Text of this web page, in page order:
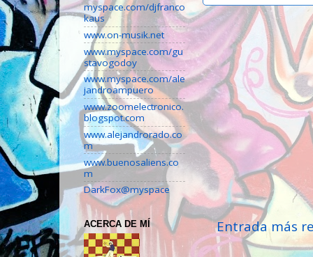
Entrada más
myspace.com/djfranco
kaus
www.on-musik.net
www.myspace.com/gu
stavogodoy
www.myspace.com/ale
jandroampuero
www.zoomelectronico.
blogspot.com
www.alejandrorado.co
m
www.buenosaliens.co
m
DarkFox@myspace
ACERCA DE MÍ